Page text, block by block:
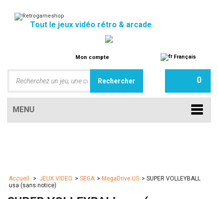
Tout le jeux vidéo rétro & arcade
Mon compte Français
0
MENU
Accueil > JEUX VIDEO > SEGA > MegaDrive US > SUPER VOLLEYBALL
usa (sans notice)